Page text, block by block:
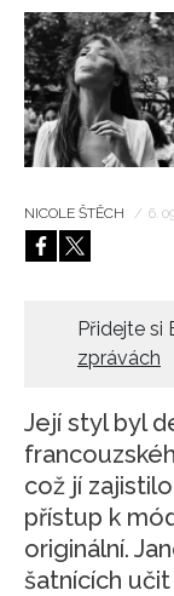
NICOLE ŠTĚCH / 6.
Přidejte si
zprávách
Její styl byl
což jí
přístup k
originální.
šatnících